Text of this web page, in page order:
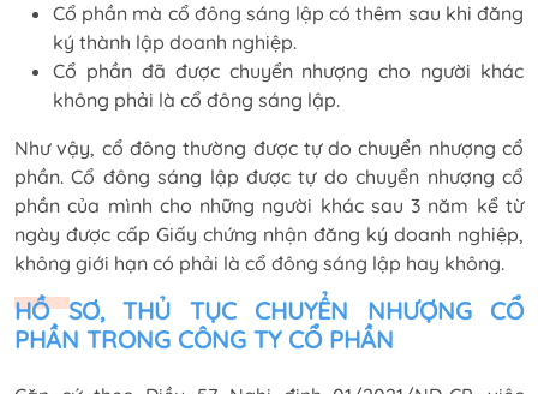
Cổ phần mà cổ đông sáng lập có thêm sau khi đăng
ký thành lập doanh nghiệp.
Cổ phần đã được chuyển nhượng cho người khác
không phải là cổ đông sáng lập.
Như vậy, cổ đông thường được tự do chuyển nhượng cổ
phần. Cổ đông sáng lập được tự do chuyển nhượng cổ
phần của mình cho những người khác sau 3 năm kể từ
ngày được cấp Giấy chứng nhận đăng ký doanh nghiệp,
không giới hạn có phải là cổ đông sáng lập hay không.
HỒ SƠ, THỦ TỤC CHUYỂN NHƯỢNG CỔ
PHẦN TRONG CÔNG TY CỔ PHẦN